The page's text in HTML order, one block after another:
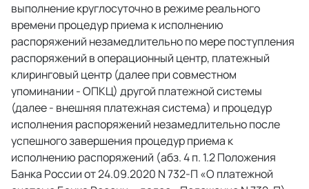
выполнение круглосуточно в режиме реального
времени процедур приема к исполнению
распоряжений незамедлительно по мере поступления
распоряжений в операционный центр, платежный
клиринговый центр (далее при совместном
упоминании - ОПКЦ) другой платежной системы
(далее - внешняя платежная система) и процедур
исполнения распоряжений незамедлительно после
успешного завершения процедур приема к
исполнению распоряжений (абз. 4 п. 1.2 Положения
Банка России от 24.09.2020 N 732-П «О платежной